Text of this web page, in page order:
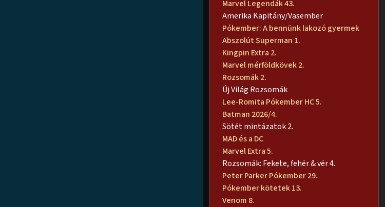
Marvel Legendák 43.
Amerika Kapitány/Vasember
Pókember: A bennünk lakozó gyermek
Abszolút Superman 1.
Kingpin Extra 2.
Marvel mérföldkövek 2.
Rozsomák 2.
Új Világ Rozsomák
Lee-Romita Pókember HC 5.
Batman 2026/4.
Sötét mintázatok 2.
MAD és a DC
Marvel Extra 5.
Rozsomák: Fekete, fehér & vér 4.
Peter Parker Pókember 29.
Pókember kötetek 13.
Venom 8.